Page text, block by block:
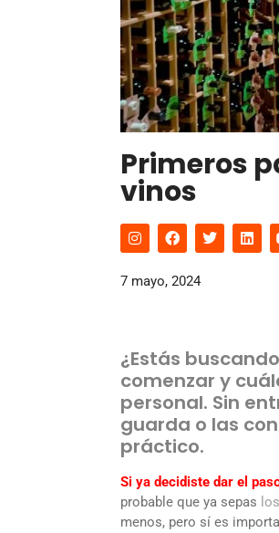
Primeros
vinos
7 mayo, 2024
¿Estás
comenzar y
personal. Sin
guarda o las
práctico.
Si ya decidiste dar el
probable que ya sepas
menos, pero sí es